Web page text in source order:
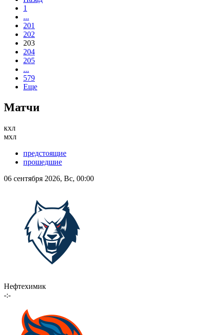
1
...
201
202
203
204
205
...
579
Еще
Матчи
кхл
мхл
предстоящие
прошедшие
06 сентября 2026, Вс, 00:00
Нефтехимик
-:-